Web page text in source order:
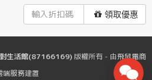
領取優惠
生活館(87166169)版權所有 - 由飛鼠電商
端服務建置